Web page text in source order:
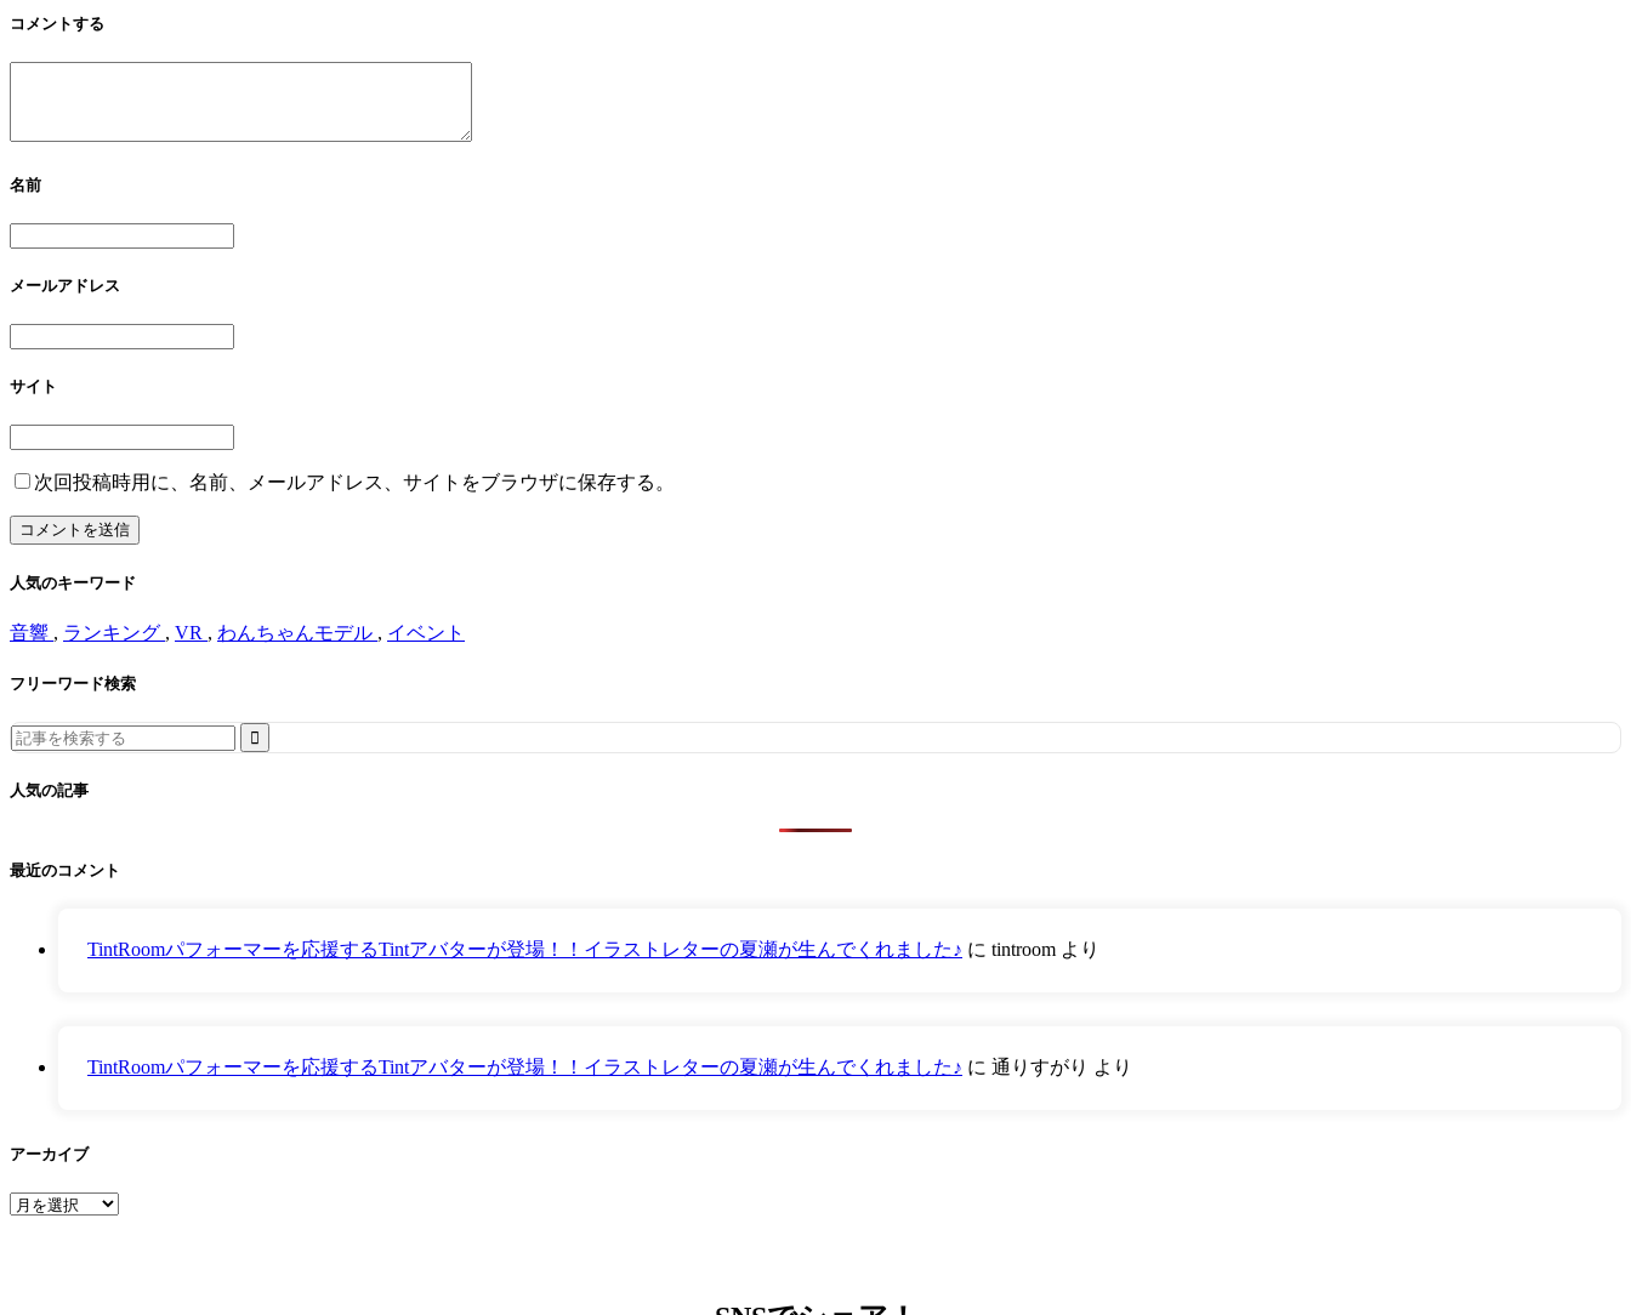
コメントする
名前
メールアドレス
サイト
次回投稿時用に、名前、メールアドレス、サイトをブラウザに保存する。
人気のキーワード
音響 , ランキング , VR , わんちゃんモデル , イベント
フリーワード検索
Search
for:
人気の記事
最近のコメント
TintRoomパフォーマーを応援するTintアバターが登場！！イラストレターの夏瀬が生んでくれました♪ に tintroom より
TintRoomパフォーマーを応援するTintアバターが登場！！イラストレターの夏瀬が生んでくれました♪ に 通りすがり より
アーカイブ
ア